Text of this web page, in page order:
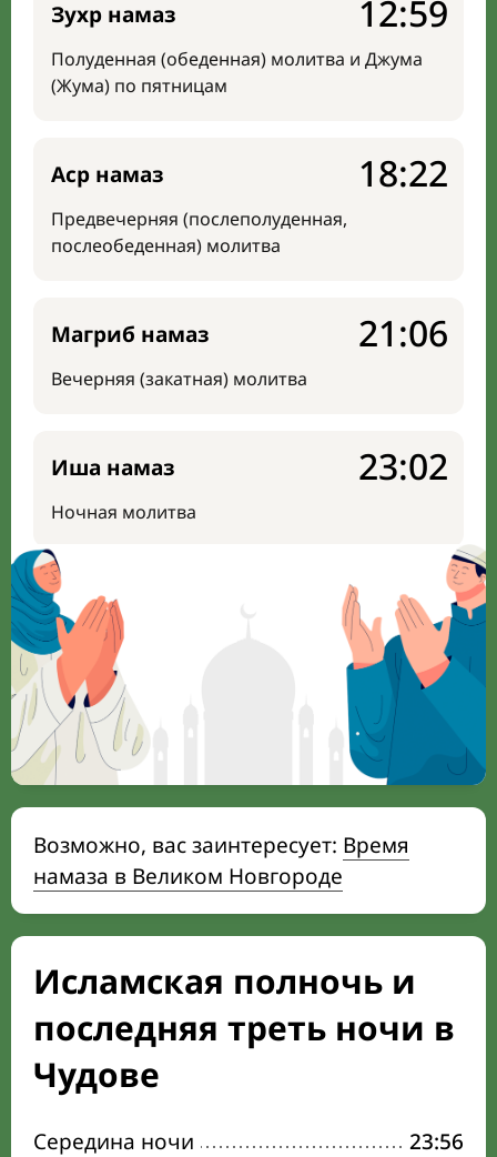
Зухр намаз
Полуденная (обеденная) молитва и Джума
(Жума) по пятницам
12:59
Аср намаз
Предвечерняя (послеполуденная,
послеобеденная) молитва
18:22
Магриб намаз
Вечерняя (закатная) молитва
21:06
Иша намаз
Ночная молитва
23:02
Возможно, вас заинтересует: Время
намаза в Великом Новгороде
Исламская полночь и
последняя треть ночи в
Чудове
Середина ночи
23:56